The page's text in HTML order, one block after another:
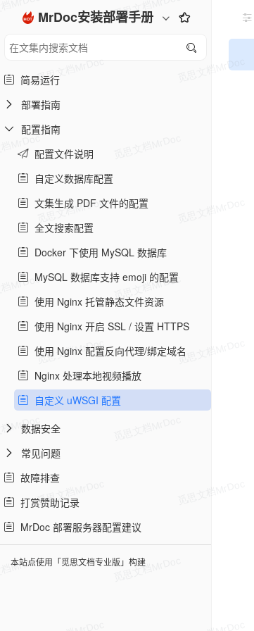
MrDoc安装部署手册
简易运行
部署指南
配置指南
配置文件说明
自定义数据库配置
文集生成 PDF 文件的配置
全文搜索配置
Docker 下使用 MySQL 数据库
MySQL 数据库支持 emoji 的配置
使用 Nginx 托管静态文件资源
使用 Nginx 开启 SSL / 设置 HTTPS
使用 Nginx 配置反向代理/绑定域名
Nginx 处理本地视频播放
自定义 uWSGI 配置
数据安全
常见问题
故障排查
打赏赞助记录
MrDoc 部署服务器配置建议
本站点使用「觅思文档专业版」构建